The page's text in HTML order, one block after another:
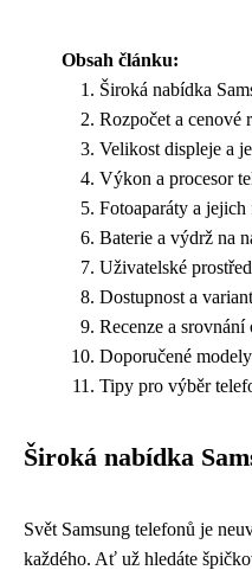
Obsah článku:
Široká nabídka
Rozpočet a cenové
Velikost displeje a
Výkon a procesor
Fotoaparáty a jejich
Baterie a výdrž na
Uživatelské
Dostupnost a
Recenze a srovnání
Doporučené
Tipy pro výběr
Široká nabídka
Svět Samsung telefonů je
každého. Ať už hledáte